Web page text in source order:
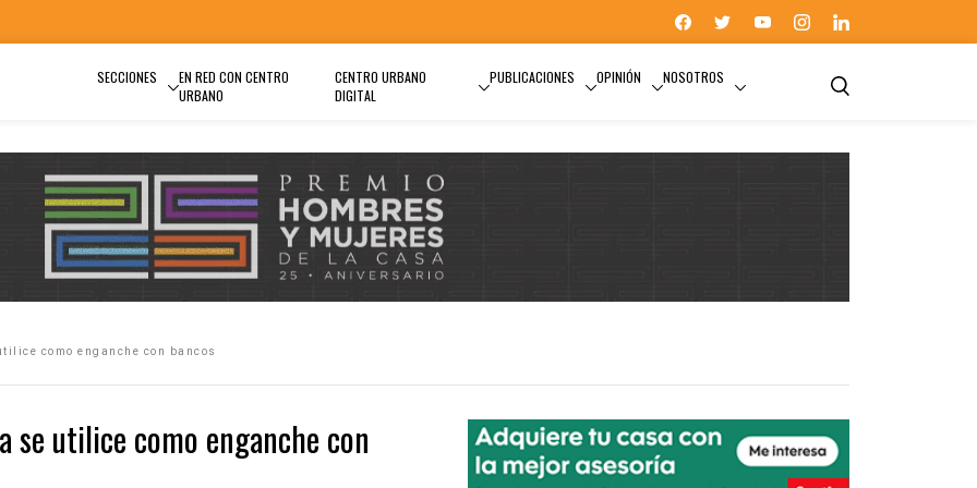
SECCIONES
EN RED CON CENTRO
URBANO
CENTRO URBANO
DIGITAL
PUBLICACIONES OPINIÓN NOSOTROS
como enganche con bancos
se utilice como enganche con